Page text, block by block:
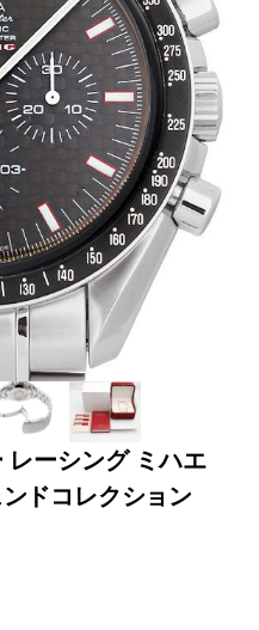
ス
パテック
フィリップ
カルティエ
IWC
レーシング ミハエ
ドコレクション